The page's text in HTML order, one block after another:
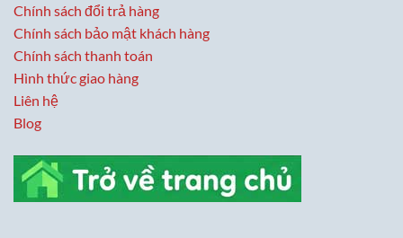
Chính sách đổi trả hàng
Chính sách bảo mật khách hàng
Chính sách thanh toán
Hình thức giao hàng
Liên hệ
Blog